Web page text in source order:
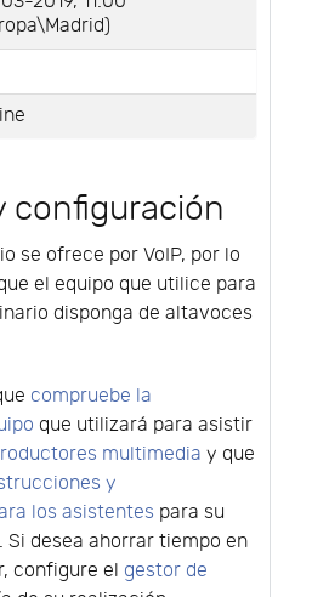
configuración
se ofrece por VoIP, por lo
el equipo que utilice para
disponga de altavoces
compruebe la
que utilizará para asistir
multimedia y que
y
los asistentes para su
desea ahorrar tiempo en
configure el gestor de